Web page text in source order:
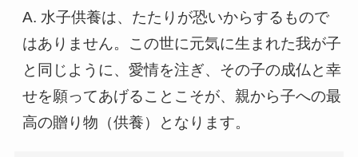
A. 水子供養は、たたりが恐いからするもので
はありません。この世に元気に生まれた我が子
と同じように、愛情を注ぎ、その子の成仏と幸
せを願ってあげることこそが、親から子への最
高の贈り物（供養）となります。